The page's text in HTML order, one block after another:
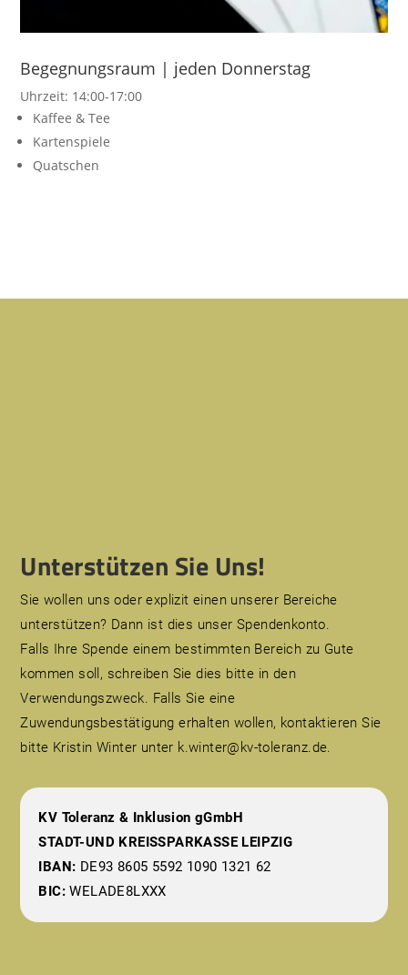
Begegnungsraum | jeden Donnerstag
Uhrzeit: 14:00-17:00
Kaffee & Tee
Kartenspiele
Quatschen
Unterstützen Sie Uns!
Sie wollen uns oder explizit einen unserer Bereiche
unterstützen? Dann ist dies unser Spendenkonto.
Falls Ihre Spende einem bestimmten Bereich zu Gute
kommen soll, schreiben Sie dies bitte in den
Verwendungszweck. Falls Sie eine
Zuwendungsbestätigung erhalten wollen, kontaktieren Sie
bitte Kristin Winter unter k.winter@kv-toleranz.de.
KV Toleranz & Inklusion gGmbH
STADT-UND KREISSPARKASSE LEIPZIG
IBAN: DE93 8605 5592 1090 1321 62
BIC: WELADE8LXXX